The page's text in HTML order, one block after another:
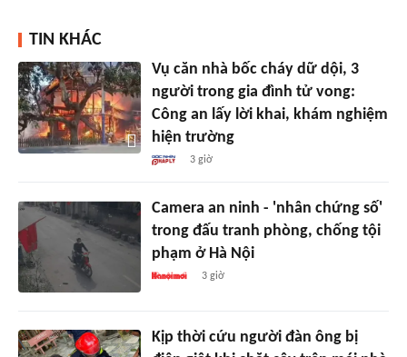
TIN KHÁC
Vụ căn nhà bốc cháy dữ dội, 3
người trong gia đình tử vong:
Công an lấy lời khai, khám nghiệm
hiện trường
3 giờ
Camera an ninh - 'nhân chứng số'
trong đấu tranh phòng, chống tội
phạm ở Hà Nội
3 giờ
Kịp thời cứu người đàn ông bị